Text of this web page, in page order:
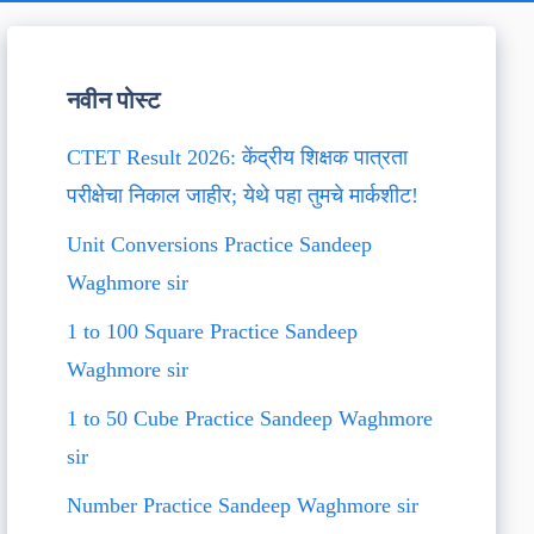
नवीन पोस्ट
CTET Result 2026: केंद्रीय शिक्षक पात्रता
परीक्षेचा निकाल जाहीर; येथे पहा तुमचे मार्कशीट!
Unit Conversions Practice Sandeep
Waghmore sir
1 to 100 Square Practice Sandeep
Waghmore sir
1 to 50 Cube Practice Sandeep Waghmore
sir
Number Practice Sandeep Waghmore sir